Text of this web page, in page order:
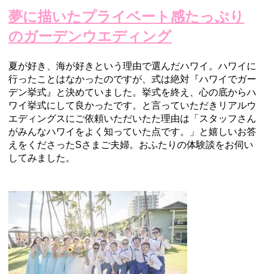
夢に描いたプライベート感たっぷり
のガーデンウエディング
夏が好き、海が好きという理由で選んだハワイ。ハワイに
行ったことはなかったのですが、式は絶対『ハワイでガー
デン挙式』と決めていました。挙式を終え、心の底からハ
ワイ挙式にして良かったです。と言っていただきリアルウ
エディングスにご依頼いただいたた理由は「スタッフさん
がみんなハワイをよく知っていた点です。」と嬉しいお答
えをくださったSさまご夫婦。おふたりの体験談をお伺い
してみました。